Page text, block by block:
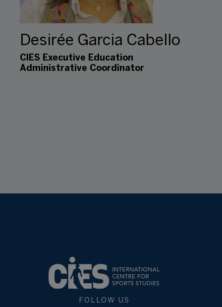
Desirée Garcia Cabello
CIES Executive Education
Administrative Coordinator
FOLLOW US